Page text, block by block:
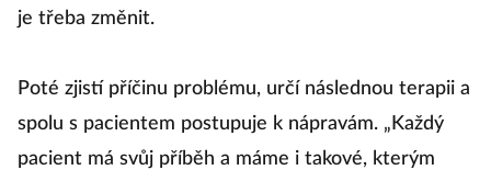
je třeba změnit.
Poté zjistí příčinu problému, určí následnou terapii a
spolu s pacientem postupuje k nápravám. „Každý
pacient má svůj příběh a máme i takové, kterým